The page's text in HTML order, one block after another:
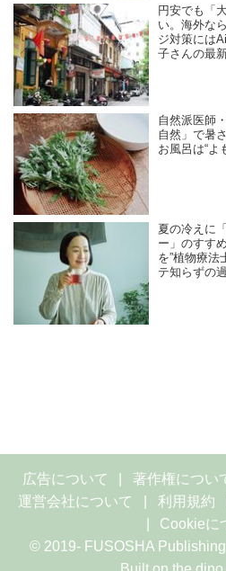
円安でも「
い。海外な
ジ対策には
子さんの最
自然派医師
自然」で暑
お風呂は“よ
夏の冷えに
ー」のすす
を”植物療法
テ知らずの
広告について 著作権につい
運営会社について
利用規約
Cookieに
© 2019- FUSOSHA